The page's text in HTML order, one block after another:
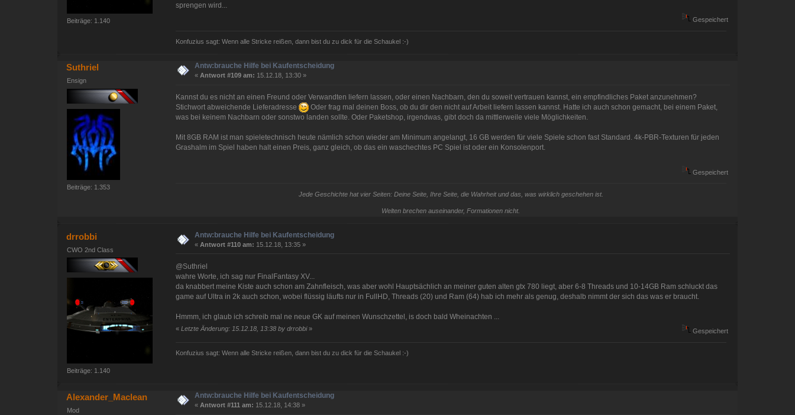
Beiträge: 1.140
sprengen wird...
Gespeichert
Konfuzius sagt: Wenn alle Stricke reißen, dann bist du zu dick für die Schaukel :-)
Suthriel
Ensign
Beiträge: 1.353
Antw:brauche Hilfe bei Kaufentscheidung
« Antwort #109 am: 15.12.18, 13:30 »
Kannst du es nicht an einen Freund oder Verwandten liefern lassen, oder einen Nachbarn, den du soweit vertrauen kannst, ein empfindliches Paket anzunehmen?
Stichwort abweichende Lieferadresse
Oder frag mal deinen Boss, ob du dir den nicht auf Arbeit liefern lassen kannst. Hatte ich auch schon gemacht, bei einem Paket,
was bei keinem Nachbarn oder sonstwo landen sollte. Oder Paketshop, irgendwas, gibt doch da mittlerweile viele Möglichkeiten.
Mit 8GB RAM ist man spieletechnisch heute nämlich schon wieder am Minimum angelangt, 16 GB werden für viele Spiele schon fast Standard. 4k-PBR-Texturen für jeden
Grashalm im Spiel haben halt einen Preis, ganz gleich, ob das ein waschechtes PC Spiel ist oder ein Konsolenport.
Gespeichert
Jede Geschichte hat vier Seiten: Deine Seite, Ihre Seite, die Wahrheit und das, was wirklich geschehen ist.
Welten brechen auseinander, Formationen nicht.
drrobbi
CWO 2nd Class
Beiträge: 1.140
Antw:brauche Hilfe bei Kaufentscheidung
« Antwort #110 am: 15.12.18, 13:35 »
@Suthriel
wahre Worte, ich sag nur FinalFantasy XV...
da knabbert meine Kiste auch schon am Zahnfleisch, was aber wohl Hauptsächlich an meiner guten alten gtx 780 liegt, aber 6-8 Threads und 10-14GB Ram schluckt das
game auf Ultra in 2k auch schon, wobei flüssig läufts nur in FullHD, Threads (20) und Ram (64) hab ich mehr als genug, deshalb nimmt der sich das was er braucht.
Hmmm, ich glaub ich schreib mal ne neue GK auf meinen Wunschzettel, is doch bald Wheinachten ...
«Letzte Änderung: 15.12.18, 13:38 by drrobbi» Gespeichert
Konfuzius sagt: Wenn alle Stricke reißen, dann bist du zu dick für die Schaukel :-)
Alexander_Maclean
Mod
Antw:brauche Hilfe bei Kaufentscheidung
«Antwort #111 am: 15.12.18, 14:38 »